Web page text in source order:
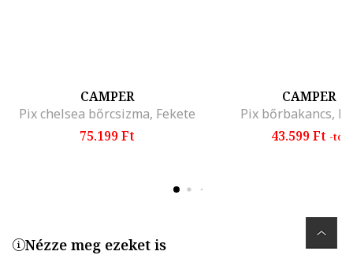
CAMPER
Pix chelsea bőrcsizma, Fekete
75.199 Ft
CAMPER
Pix bőrbakancs,
43.599 Ft -tól
Nézze meg ezeket is